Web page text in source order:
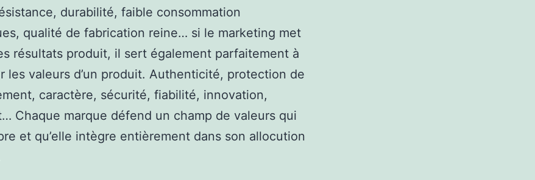
durabilité, faible consommation
qualité de fabrication reine… si le marketing met
résultats produit, il sert également parfaitement à
les valeurs d’un produit. Authenticité, protection de
caractère, sécurité, fiabilité, innovation,
Chaque marque défend un champ de valeurs qui
et qu’elle intègre entièrement dans son allocution